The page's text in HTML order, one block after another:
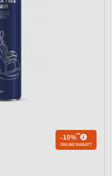
-10%**
ONLINE RABATT